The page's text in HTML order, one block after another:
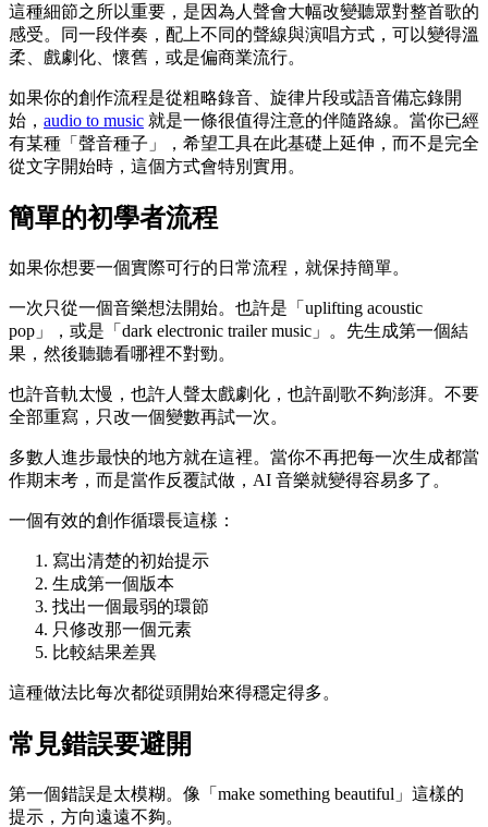
這種細節之所以重要，是因為人聲會大幅改變聽眾對整首歌的
感受。同一段伴奏，配上不同的聲線與演唱方式，可以變得溫
柔、戲劇化、懷舊，或是偏商業流行。
如果你的創作流程是從粗略錄音、旋律片段或語音備忘錄開
始， audio to music 就是一條很值得注意的伴隨路線。當你已經
有某種「聲音種子」，希望工具在此基礎上延伸，而不是完全
從文字開始時，這個方式會特別實用。
簡單的初學者流程
如果你想要一個實際可行的日常流程，就保持簡單。
一次只從一個音樂想法開始。也許是「uplifting acoustic
pop」，或是「dark electronic trailer music」。先生成第一個結
果，然後聽聽看哪裡不對勁。
也許音軌太慢，也許人聲太戲劇化，也許副歌不夠澎湃。不要
全部重寫，只改一個變數再試一次。
多數人進步最快的地方就在這裡。當你不再把每一次生成都當
作期末考，而是當作反覆試做，AI 音樂就變得容易多了。
一個有效的創作循環長這樣：
寫出清楚的初始提示
生成第一個版本
找出一個最弱的環節
只修改那一個元素
比較結果差異
這種做法比每次都從頭開始來得穩定得多。
常見錯誤要避開
第一個錯誤是太模糊。像「make something beautiful」這樣的
提示，方向遠遠不夠。